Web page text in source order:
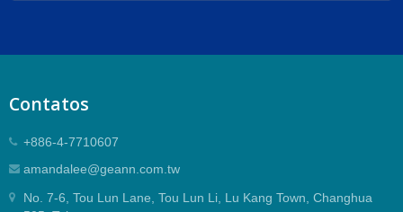
Contatos
+886-4-7710607
amandalee@geann.com.tw
No. 7-6, Tou Lun Lane, Tou Lun Li, Lu Kang Town, Changhua